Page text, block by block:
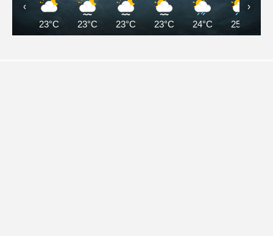
23°C 23°C 23°C 23°C 24°C 25°C
‹ ›